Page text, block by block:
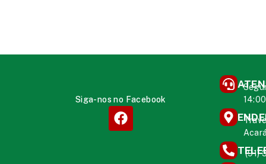
Siga-nos no Facebook
14:00
(91)